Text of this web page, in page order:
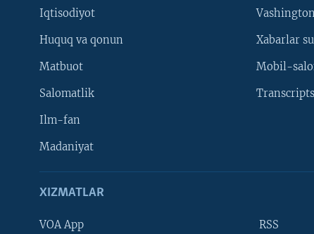
Iqtisodiyot
Huquq va qonun
Matbuot
Salomatlik
Ilm-fan
Madaniyat
Xabarlar
Mobil-
Transcripts
XIZMATLAR
VOA App RSS